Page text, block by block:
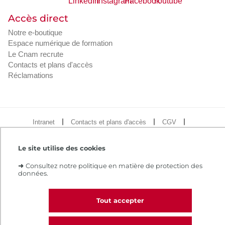
Le site utilise des cookies
➜ Consultez notre politique en matière de protection des
données.
Tout accepter
Accès direct
Notre e-boutique
Espace numérique de formation
Le Cnam recrute
Contacts et plans d'accès
Réclamations
Intranet Contacts et plans d'accès
CGV